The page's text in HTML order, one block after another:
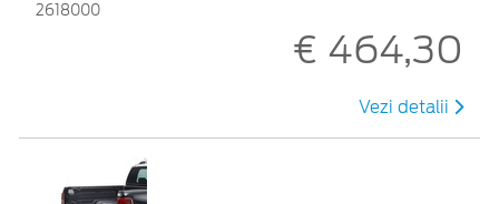
2618000
€ 464,30
Vezi detalii